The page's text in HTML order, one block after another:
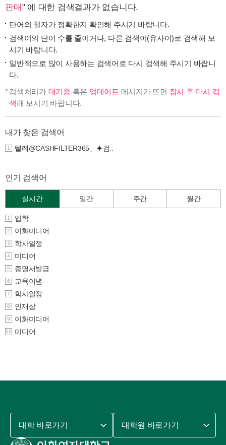
판매" 에 대한 검색결과가 없습니다.
단어의 철자가 정확한지 확인해 주시기 바랍니다.
검색어의 단어 수를 줄이거나, 다른 검색어(유사어)로 검색해 보
시기 바랍니다.
일반적으로 많이 사용하는 검색어로 다시 검색해 주시기 바랍니
다.
검색처리가 대기중 혹은 업데이트 메시지가 뜨면 잠시 후 다시 검
색해 보시기 바랍니다.
내가 찾은 검색어
1 텔레@CASHFILTER365」⯌검..
인기 검색어
실시간 일간 주간 월간
1 입학
2 이화미디어
3 학사일정
4 미디어
5 증명서발급
6 교육이념
7 학사일정
8 인재상
9 이화미디어
10 미디어
대학 바로가기 대학원 바로가기